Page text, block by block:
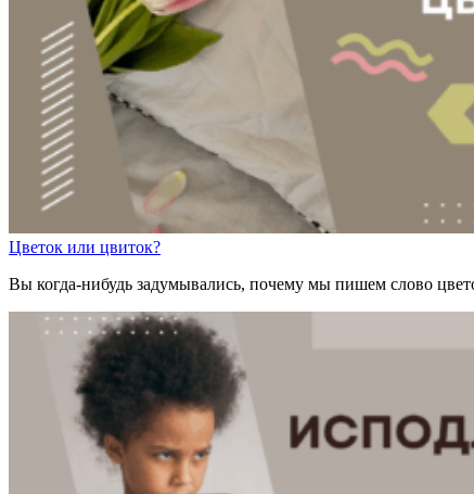
Цветок или цвиток?
Вы когда-нибудь задумывались, почему мы пишем слово